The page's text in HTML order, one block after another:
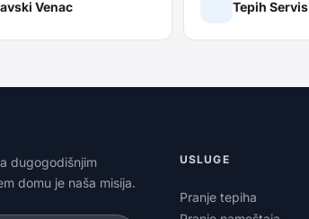
Venac Tepih Servis
dugogodišnjim
domu je naša misija.
USLUGE
Pranje tepiha